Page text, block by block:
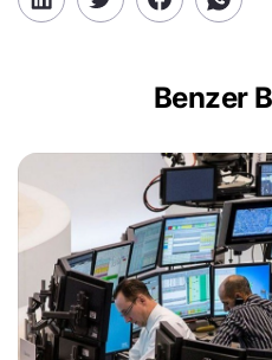
Benzer